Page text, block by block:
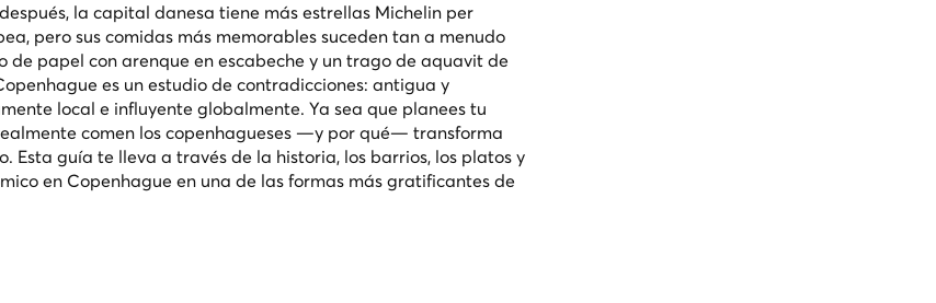
la capital danesa tiene más estrellas Michelin per
pero sus comidas más memorables suceden tan a menudo
de papel con arenque en escabeche y un trago de aquavit de
es un estudio de contradicciones: antigua y
local e influyente globalmente. Ya sea que planees tu
comen los copenhagueses —y por qué— transforma
Esta guía te lleva a través de la historia, los barrios, los platos y
en Copenhague en una de las formas más gratificantes de